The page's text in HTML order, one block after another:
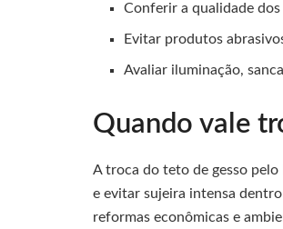
Conferir a qualidade
Evitar produtos
Avaliar iluminação,
Quando vale
A troca do teto de gesso
e evitar sujeira intensa
reformas econômicas e